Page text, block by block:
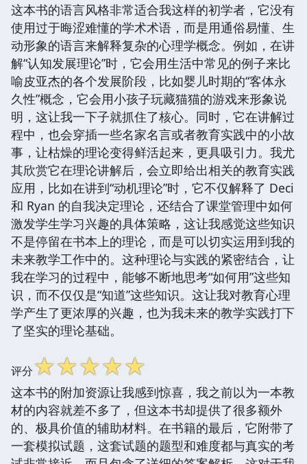
这本书的语言风格非常适合我这样的初学者，它没有
使用过于晦涩难懂的学术术语，而是用通俗易懂、生
动形象的语言来解释复杂的心理学概念。例如，在讲
解“认知发展理论”时，它会用生活中常见的例子来比
喻皮亚杰的各个发展阶段，比如婴儿时期的“客体永
久性”概念，它会用小孩子玩藏猫猫的游戏来形象说
明，这让我一下子就抓住了核心。同时，它在讲解过
程中，也会穿插一些名家名言或者教育实践中的小故
事，让枯燥的理论变得鲜活起来，更具吸引力。我尤
其欣赏它在理论讲解后，会立即给出相关的教育实践
应用，比如在讲到“动机理论”时，它不仅解释了 Deci
和 Ryan 的自我决定理论，还结合了课堂管理中如何
激发学生学习兴趣的具体策略，这让我感觉这些知识
不是停留在书本上的理论，而是可以切实运用到我的
未来教学工作中的。这种理论与实践的紧密结合，让
我在学习的过程中，能够不断地思考“如何用”这些知
识，而不仅仅是“知道”这些知识。这让我对教育心理
学产生了更浓厚的兴趣，也为我未来的教学实践打下
了坚实的理论基础。
评分☆☆☆☆☆
这本书的附加资源让我感到惊喜，我之前以为一本教
材的内容就差不多了，但这本书却提供了很多额外
的、极具价值的辅助材料。在书籍的最后，它附带了
一套模拟试题，这套试题的题型和难度都与真实的考